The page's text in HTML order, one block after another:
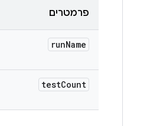
פרמטרים
runName
testCount